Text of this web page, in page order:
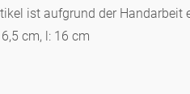
ist aufgrund der Handarbeit
cm, l: 16 cm